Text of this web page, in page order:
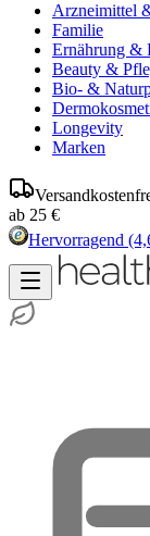
Arzneimittel
Familie
Ernährung &
Beauty &
Bio- &
Longevity
Marken
ab 25 €
Hervorragend